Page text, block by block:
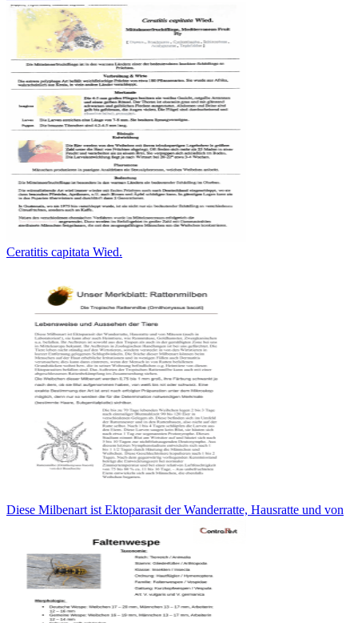
Ceratitis capitata Wied.
Diese Milbenart ist Ektoparasit der Wanderratte, Hausratte und von